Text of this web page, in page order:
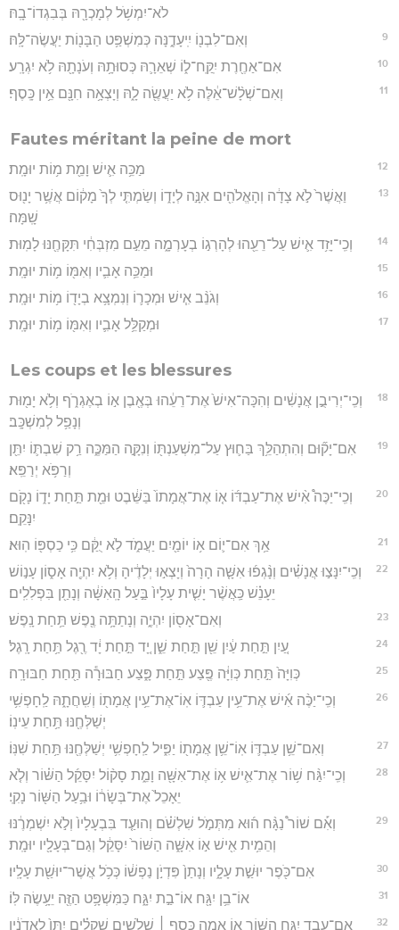
לֹא־יִמְשֹׁ֥ל לְמָכְרָ֖הּ בְּבִגְדוֹ־בָֽהּ׃
9 וְאִם־לִבְנ֖וֹ יִֽיעָדֶ֑נָּה כְּמִשְׁפַּ֥ט הַבָּנ֖וֹת יַעֲשֶׂה־לָּֽהּ׃
10 אִם־אַחֶ֖רֶת יִֽקַּֽח־ל֑וֹ שְׁאֵרָ֛הּ כְּסוּתָ֥הּ וְעֹנָתָ֖הּ לֹ֥א יִגְרָֽע׃
11 וְאִם־שְׁלָ֨שׁ־אֵ֔לֶּה לֹ֥א יַעֲשֶׂ֖ה לָ֑הּ וְיָצְאָ֥ה חִנָּ֖ם אֵ֥ין כָּֽסֶף׃
Fautes méritant la peine de mort
12 מַכֵּ֥ה אִ֛ישׁ וָמֵ֖ת מ֥וֹת יוּמָֽת׃
13
וַאֲשֶׁר֙ לֹ֣א צָדָ֔ה וְהָאֱלֹהִ֖ים אִנָּ֣ה לְיָד֑וֹ וְשַׂמְתִּ֤י לְךָ֙ מָק֔וֹם אֲשֶׁ֥ר יָנ֖וּס
שָֽׁמָּה׃
14 וְכִֽי־יָזִ֥ד אִ֛ישׁ עַל־רֵעֵ֖הוּ לְהָרְג֣וֹ בְעָרְמָ֑ה מֵעִ֣ם מִזְבְּחִ֔י תִּקָּחֶ֖נּוּ לָמֽוּת׃
15 וּמַכֵּ֥ה אָבִ֛יו וְאִמּ֖וֹ מ֥וֹת יוּמָֽת׃
16 וְגֹנֵ֨ב אִ֧ישׁ וּמְכָר֛וֹ וְנִמְצָ֥א בְיָד֖וֹ מ֥וֹת יוּמָֽת׃
17 וּמְקַלֵּ֥ל אָבִ֛יו וְאִמּ֖וֹ מ֥וֹת יוּמָֽת׃
Les coups et les blessures
18
וְכִֽי־יְרִיבֻ֣ן אֲנָשִׁ֔ים וְהִכָּה־אִישׁ֙ אֶת־רֵעֵ֔הוּ בְּאֶ֖בֶן א֣וֹ בְאֶגְרֹ֑ף וְלֹ֥א יָמ֖וּת
וְנָפַ֥ל לְמִשְׁכָּֽב׃
19
אִם־יָק֞וּם וְהִתְהַלֵּ֥ךְ בַּח֛וּץ עַל־מִשְׁעַנְתּ֖וֹ וְנִקָּ֣ה הַמַּכֶּ֑ה רַ֥ק שִׁבְתּ֛וֹ יִתֵּ֖ן
וְרַפֹּ֥א יְרַפֵּֽא׃
20
וְכִֽי־יַכֶּה֩ אִ֨ישׁ אֶת־עַבְדּ֜וֹ א֤וֹ אֶת־אֲמָתוֹ֙ בַּשֵּׁ֔בֶט וּמֵ֖ת תַּ֣חַת יָד֑וֹ נָקֹ֖ם
יִנָּקֵֽם׃
21 אַ֥ךְ אִם־י֛וֹם א֥וֹ יוֹמַ֖יִם יַעֲמֹ֑ד לֹ֣א יֻקַּ֔ם כִּ֥י כַסְפּ֖וֹ הֽוּא׃
22
וְכִֽי־יִנָּצ֣וּ אֲנָשִׁ֗ים וְנָ֨גְפ֜וּ אִשָּׁ֤ה הָרָה֙ וְיָצְא֣וּ יְלָדֶ֔יהָ וְלֹ֥א יִהְיֶ֖ה אָס֑וֹן עָנ֣וֹשׁ
יֵעָנֵ֗שׁ כַּֽאֲשֶׁ֨ר יָשִׁ֤ית עָלָיו֙ בַּ֣עַל הָֽאִשָּׁ֔ה וְנָתַ֖ן בִּפְלִלִֽים׃
23 וְאִם־אָס֖וֹן יִהְיֶ֑ה וְנָתַתָּ֥ה נֶ֖פֶשׁ תַּ֥חַת נָֽפֶשׁ׃
24 עַ֚יִן תַּ֣חַת עַ֔יִן שֵׁ֖ן תַּ֣חַת שֵׁ֑ן יָ֚ד תַּ֣חַת יָ֔ד רֶ֖גֶל תַּ֥חַת רָֽגֶל׃
25 כְּוִיָּה֙ תַּ֣חַת כְּוִיָּ֔ה פֶּ֖צַע תַּ֣חַת פָּ֑צַע חַבּוּרָ֕ה תַּ֖חַת חַבּוּרָֽה׃
26
וְכִֽי־יַכֶּ֨ה אִ֜ישׁ אֶת־עֵ֥ין עַבְדּ֛וֹ אֽוֹ־אֶת־עֵ֥ין אֲמָת֖וֹ וְשִֽׁחֲתָ֑הּ לַֽחָפְשִׁ֥י
יְשַׁלְּחֶ֖נּוּ תַּ֥חַת עֵינֽוֹ׃
27 וְאִם־שֵׁ֥ן עַבְדּ֛וֹ אֽוֹ־שֵׁ֥ן אֲמָת֖וֹ יַפִּ֑יל לַֽחָפְשִׁ֥י יְשַׁלְּחֶ֖נּוּ תַּ֥חַת שִׁנּֽוֹ׃
28
וְכִֽי־יִגַּ֨ח שׁ֥וֹר אֶת־אִ֛ישׁ א֥וֹ אֶת־אִשָּׁ֖ה וָמֵ֑ת סָק֨וֹל יִסָּקֵ֜ל הַשּׁ֗וֹר וְלֹ֤א
יֵאָכֵל֙ אֶת־בְּשָׂר֔וֹ וּבַ֥עַל הַשּׁ֖וֹר נָקִֽי׃
29
וְאִ֡ם שׁוֹר֩ נַגָּ֨ח ה֜וּא מִתְּמֹ֣ל שִׁלְשֹׁ֗ם וְהוּעַ֤ד בִּבְעָלָיו֙ וְלֹ֣א יִשְׁמְרֶ֔נּוּ
וְהֵמִ֥ית אִ֖ישׁ א֣וֹ אִשָּׁ֑ה הַשּׁוֹר֙ יִסָּקֵ֔ל וְגַם־בְּעָלָ֖יו יוּמָֽת׃
30 אִם־כֹּ֖פֶר יוּשַׁ֣ת עָלָ֑יו וְנָתַן֙ פִּדְיֹ֣ן נַפְשׁ֔וֹ כְּכֹ֥ל אֲשֶׁר־יוּשַׁ֖ת עָלָֽיו׃
31 אוֹ־בֵ֥ן יִגָּ֖ח אוֹ־בַ֣ת יִגָּ֑ח כַּמִּשְׁפָּ֥ט הַזֶּ֖ה יֵעָ֥שֶׂה לּֽוֹ׃
32 אִם־עֶ֛בֶד יִגַּ֥ח הַשּׁ֖וֹר א֣וֹ אָמָ֑ה כֶּ֣סֶף ׀ שְׁלֹשִׁ֣ים שְׁקָלִ֗ים יִתֵּן֙ לַֽאדֹנָ֔יו